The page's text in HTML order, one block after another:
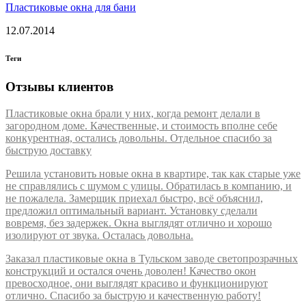
Пластиковые окна для бани
12.07.2014
Теги
Отзывы клиентов
Пластиковые окна брали у них, когда ремонт делали в
загородном доме. Качественные, и стоимость вполне себе
конкурентная, остались довольны. Отдельное спасибо за
быструю доставку
Решила установить новые окна в квартире, так как старые уже
не справлялись с шумом с улицы. Обратилась в компанию, и
не пожалела. Замерщик приехал быстро, всё объяснил,
предложил оптимальный вариант. Установку сделали
вовремя, без задержек. Окна выглядят отлично и хорошо
изолируют от звука. Осталась довольна.
Заказал пластиковые окна в Тульском заводе светопрозрачных
конструкций и остался очень доволен! Качество окон
превосходное, они выглядят красиво и функционируют
отлично. Спасибо за быструю и качественную работу!